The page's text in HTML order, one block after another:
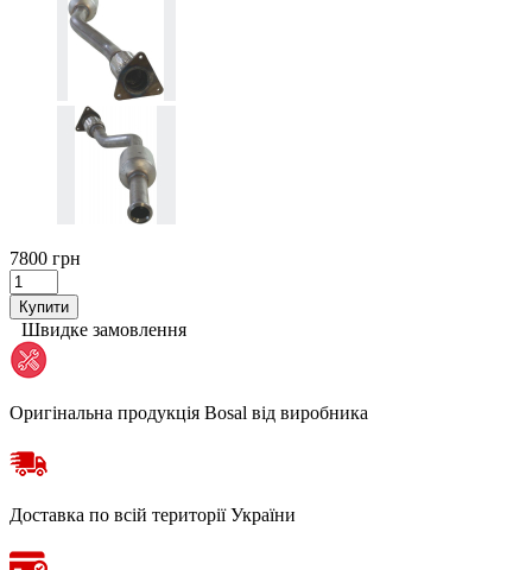
7800 грн
Купити
Швидке замовлення
Оригінальна продукція Bosal від виробника
Доставка по всій території України